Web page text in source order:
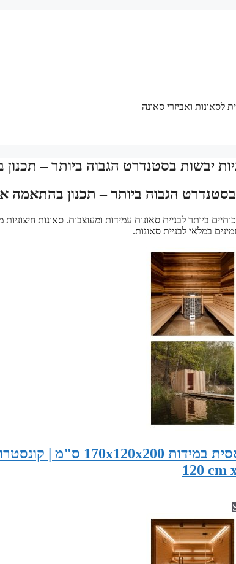
יבשות בסטנדרט הגבוה ביותר –
בסטנדרט הגבוה ביותר – תכנון בהתאמה
ביותר לבניית סאונות עמידות ומעוצבות. סאונות
במלאי לבניית סאונות.
120 cm